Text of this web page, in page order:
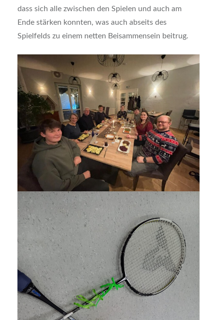
dass sich alle zwischen den Spielen und auch am
Ende stärken konnten, was auch abseits des
Spielfelds zu einem netten Beisammensein beitrug.